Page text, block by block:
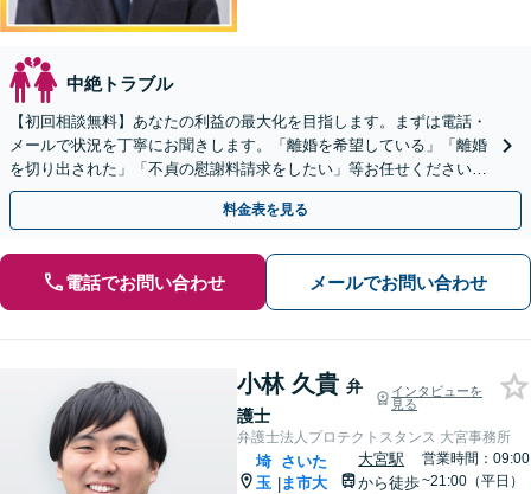
中絶トラブル
【初回相談無料】あなたの利益の最大化を目指します。まずは電話・
メールで状況を丁寧にお聞きします。「離婚を希望している」「離婚
を切り出された」「不貞の慰謝料請求をしたい」等お任せください。
【リーズナブルな料金設定】
料金表を見る
電話でお問い合わせ メールでお問い合わせ
小林 久貴 弁
護士
インタビューを
見る
弁護士法人プロテクトスタンス 大宮事務所
埼
玉 |
さいた
ま市大
大宮駅
から徒歩
営業時間：09:00
~21:00（平日）